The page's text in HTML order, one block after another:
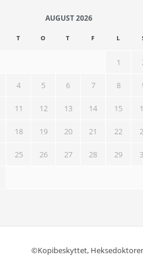
AUGUST 2026
T O T F L
1
4 5 6 7 8
11 12 13 14 15
18 19 20 21 22
25 26 27 28 29
©Kopibeskyttet,